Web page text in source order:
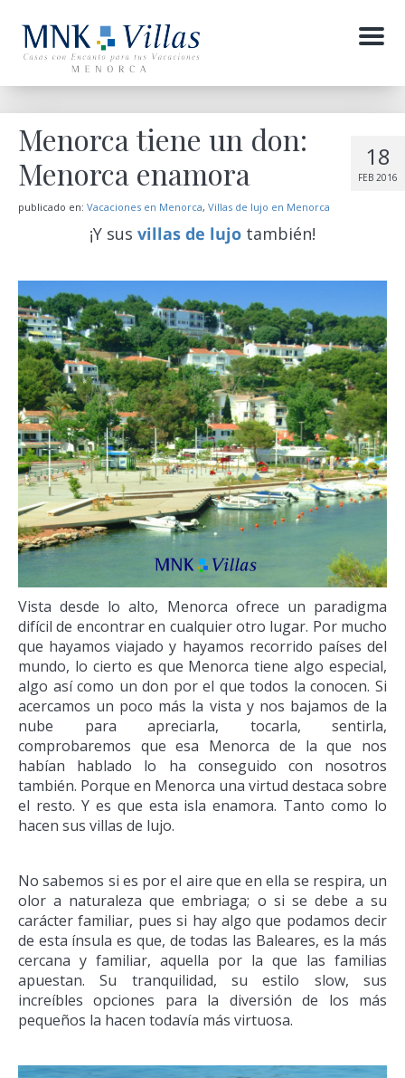
Menu
18
FEB 2016
Menorca tiene un don:
Menorca enamora
publicado en: Vacaciones en Menorca, Villas de lujo en Menorca
¡Y sus villas de lujo también!
Vista desde lo alto, Menorca ofrece un paradigma
difícil de encontrar en cualquier otro lugar. Por mucho
que hayamos viajado y hayamos recorrido países del
mundo, lo cierto es que Menorca tiene algo especial,
algo así como un don por el que todos la conocen. Si
acercamos un poco más la vista y nos bajamos de la
nube para apreciarla, tocarla, sentirla,
comprobaremos que esa Menorca de la que nos
habían hablado lo ha conseguido con nosotros
también. Porque en Menorca una virtud destaca sobre
el resto. Y es que esta isla enamora. Tanto como lo
hacen sus villas de lujo.
No sabemos si es por el aire que en ella se respira, un
olor a naturaleza que embriaga; o si se debe a su
carácter familiar, pues si hay algo que podamos decir
de esta ínsula es que, de todas las Baleares, es la más
cercana y familiar, aquella por la que las familias
apuestan. Su tranquilidad, su estilo slow, sus
increíbles opciones para la diversión de los más
pequeños la hacen todavía más virtuosa.